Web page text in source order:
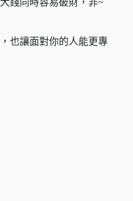
也讓面對你的人能更專